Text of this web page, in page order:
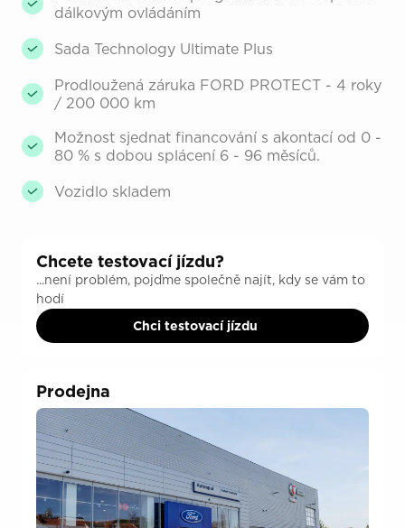
dálkovým ovládáním
Sada Technology Ultimate Plus
Prodloužená záruka FORD PROTECT - 4 roky
/ 200 000 km
Možnost sjednat financování s akontací od 0 -
80 % s dobou splácení 6 - 96 měsíců.
Vozidlo skladem
Chcete testovací jízdu?
...není problém, pojďme společně najít, kdy se vám to
hodí
Chci testovací jízdu
Prodejna